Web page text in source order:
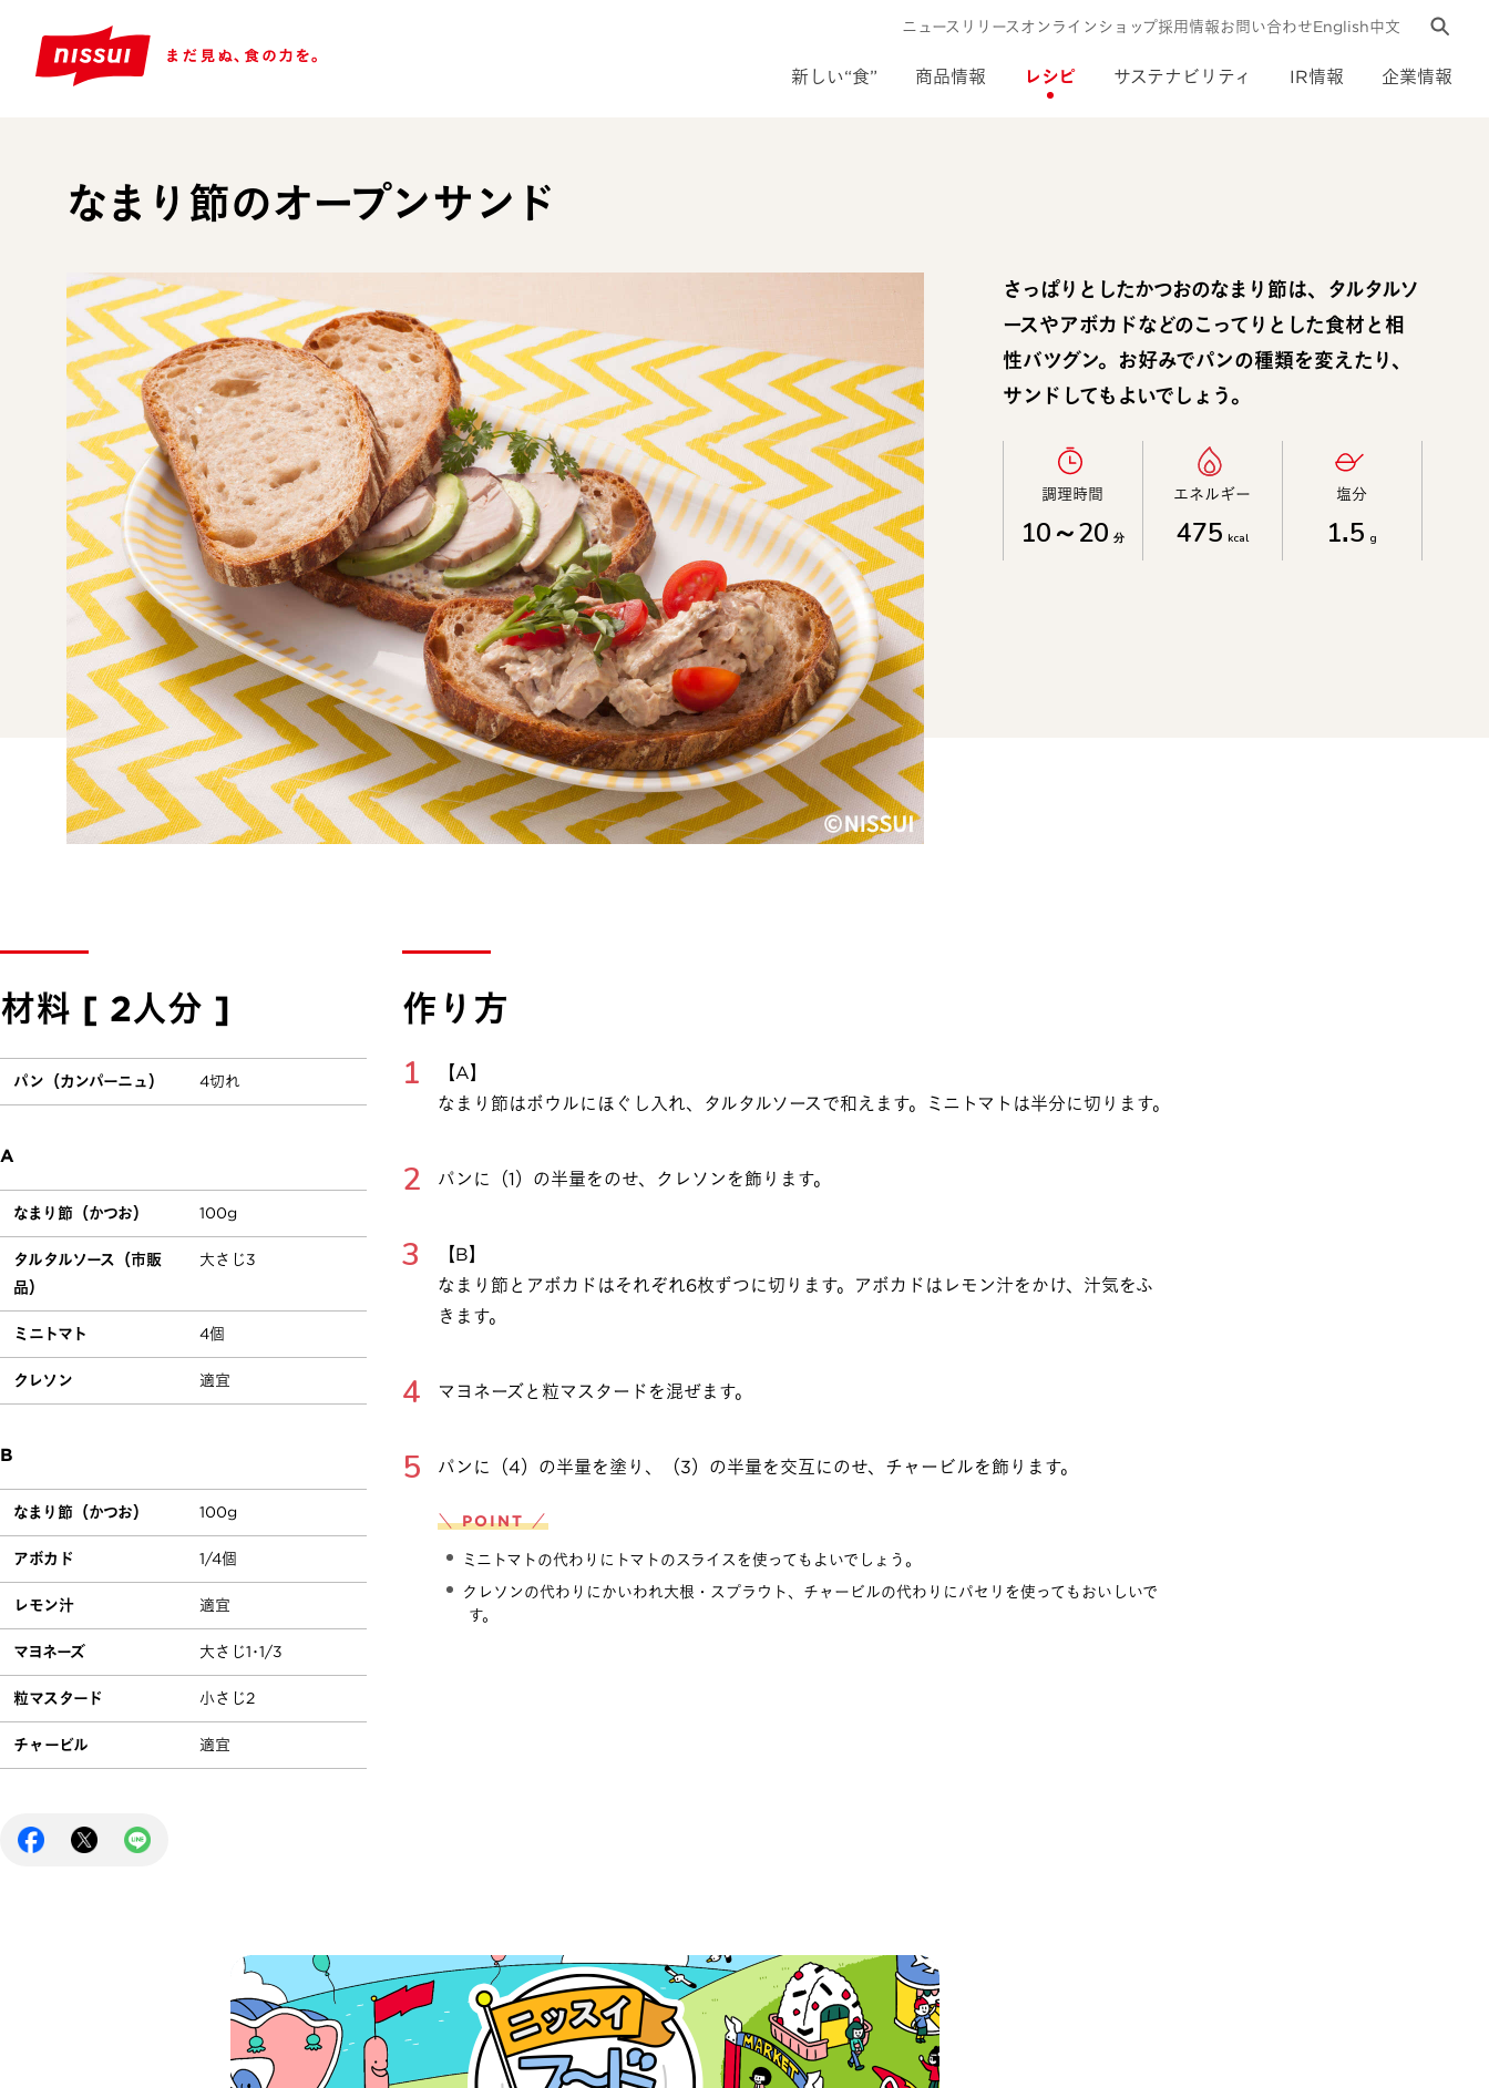
新しい“食” 商品情報 レシピ サステナビリティ IR情報 企業情報
ニュースリリースオンラインショップ採用情報お問い合わせEnglish中文
なまり節のオープンサンド
さっぱりとしたかつおのなまり節は、タルタルソ
ースやアボカドなどのこってりとした食材と相
性バツグン。お好みでパンの種類を変えたり、
サンドしてもよいでしょう。
調理時間​
10～20 分
エネルギー​
475 kcal
塩分​
1.5 g
材料 [ 2人分 ]
パン（カンパーニュ） 4切れ
A
なまり節（かつお） 100g
タルタルソース（市販
品）
大さじ3
ミニトマト 4個
クレソン 適宜
B
なまり節（かつお） 100g
アボカド 1/4個
レモン汁 適宜
マヨネーズ 大さじ1･1/3
粒マスタード 小さじ2
チャービル 適宜
作り方
【A】
なまり節はボウルにほぐし入れ、タルタルソースで和えます。ミニトマトは半分に切ります。
パンに（1）の半量をのせ、クレソンを飾ります。
【B】
なまり節とアボカドはそれぞれ6枚ずつに切ります。アボカドはレモン汁をかけ、汁気をふ
きます。
マヨネーズと粒マスタードを混ぜます。
パンに（4）の半量を塗り、（3）の半量を交互にのせ、チャービルを飾ります。
＼ POINT ／
ミニトマトの代わりにトマトのスライスを使ってもよいでしょう。
クレソンの代わりにかいわれ大根・スプラウト、チャービルの代わりにパセリを使ってもおいしいで
す。